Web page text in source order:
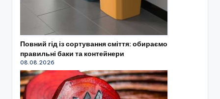
Повний гід із сортування сміття: обираємо
правильні баки та контейнери
08.08.2026